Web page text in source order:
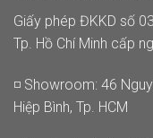
Giấy phép ĐKKD số
Tp. Hồ Chí Minh cấp
◽ Showroom: 46
Hiệp Bình, Tp. HCM